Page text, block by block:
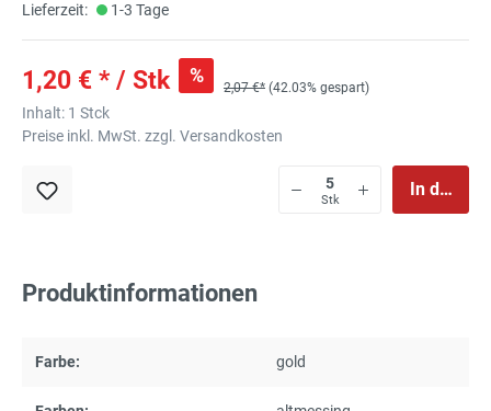
Lieferzeit:
1-3 Tage
1,20 € * / Stk %
2,07 €* (42.03% gespart)
Inhalt: 1 Stck
Preise inkl. MwSt. zzgl. Versandkosten
Stk
In den
Produktinformationen
Farbe: gold